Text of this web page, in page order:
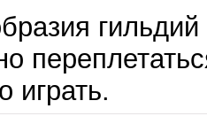
играть.